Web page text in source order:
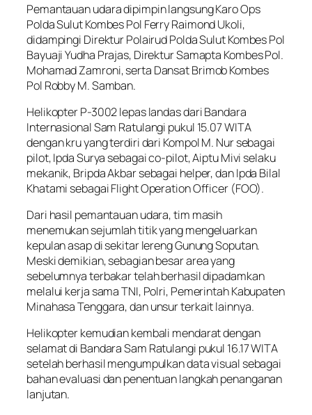
Pemantauan udara dipimpin langsung Karo Ops
Polda Sulut Kombes Pol Ferry Raimond Ukoli,
didampingi Direktur Polairud Polda Sulut Kombes Pol
Bayuaji Yudha Prajas, Direktur Samapta Kombes Pol.
Mohamad Zamroni, serta Dansat Brimob Kombes
Pol Robby M. Samban.
Helikopter P-3002 lepas landas dari Bandara
Internasional Sam Ratulangi pukul 15.07 WITA
dengan kru yang terdiri dari Kompol M. Nur sebagai
pilot, Ipda Surya sebagai co-pilot, Aiptu Mivi selaku
mekanik, Bripda Akbar sebagai helper, dan Ipda Bilal
Khatami sebagai Flight Operation Officer (FOO).
Dari hasil pemantauan udara, tim masih
menemukan sejumlah titik yang mengeluarkan
kepulan asap di sekitar lereng Gunung Soputan.
Meski demikian, sebagian besar area yang
sebelumnya terbakar telah berhasil dipadamkan
melalui kerja sama TNI, Polri, Pemerintah Kabupaten
Minahasa Tenggara, dan unsur terkait lainnya.
Helikopter kemudian kembali mendarat dengan
selamat di Bandara Sam Ratulangi pukul 16.17 WITA
setelah berhasil mengumpulkan data visual sebagai
bahan evaluasi dan penentuan langkah penanganan
lanjutan.